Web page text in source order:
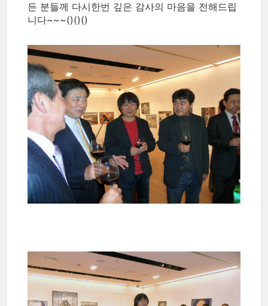
든 분들께 다시한번 깊은 감사의 마음을 전해드립
니다~~~()()()